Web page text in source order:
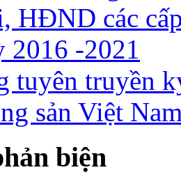
HĐND các
2016 -2021
tuyên truyền
sản Việt
biện